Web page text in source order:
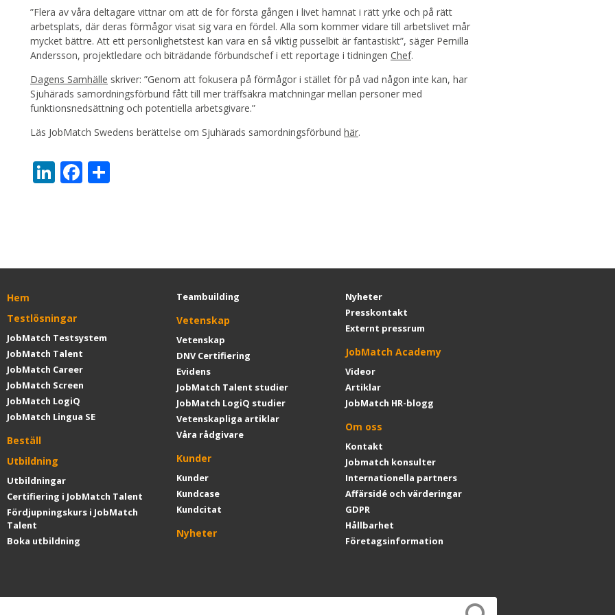
”Flera av våra deltagare vittnar om att de för första gången i livet hamnat i rätt yrke och på rätt
arbetsplats, där deras förmågor visat sig vara en fördel. Alla som kommer vidare till arbetslivet mår
mycket bättre. Att ett personlighetstest kan vara en så viktig pusselbit är fantastiskt”, säger Pernilla
Andersson, projektledare och biträdande förbundschef i ett reportage i tidningen Chef.
Dagens Samhälle skriver: ”Genom att fokusera på förmågor i stället för på vad någon inte kan, har
Sjuhärads samordningsförbund fått till mer träffsäkra matchningar mellan personer med
funktionsnedsättning och potentiella arbetsgivare.”
Läs JobMatch Swedens berättelse om Sjuhärads samordningsförbund här.
LinkedIn
Facebook
Hem
Testlösningar
JobMatch Testsystem
JobMatch Talent
JobMatch Career
JobMatch Screen
JobMatch LogiQ
JobMatch Lingua SE
Beställ
Utbildning
Utbildningar
Certifiering i JobMatch Talent
Fördjupningskurs i JobMatch
Talent
Boka utbildning
Teambuilding
Vetenskap
Vetenskap
DNV Certifiering
Evidens
JobMatch Talent studier
JobMatch LogiQ studier
Vetenskapliga artiklar
Våra rådgivare
Kunder
Kunder
Kundcase
Kundcitat
Nyheter
Nyheter
Presskontakt
Externt pressrum
JobMatch Academy
Videor
Artiklar
JobMatch HR-blogg
Om oss
Kontakt
Jobmatch konsulter
Internationella partners
Affärsidé och värderingar
GDPR
Hållbarhet
Företagsinformation